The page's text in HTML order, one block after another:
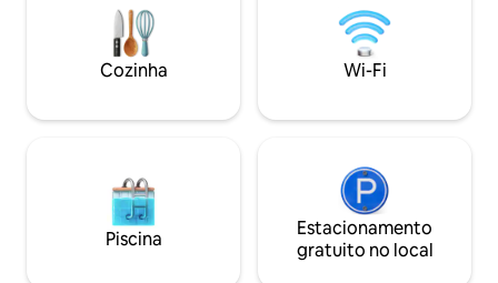
ondas, chaleira, torradeira, êmbolo,
máquina de lavar roupa/secar - Situado
em uma fazenda tranquila, mas a apenas
3 minutos a pé de um incrível
campos de esqui.
Localização
Anfitriões
vivem no andar
Cozinha Wi-Fi
Piscina
Estacionamento
gratuito no local